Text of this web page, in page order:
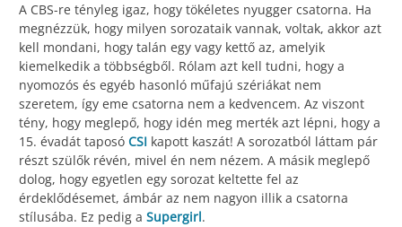
A CBS-re tényleg igaz, hogy tökéletes nyugger csatorna. Ha
megnézzük, hogy milyen sorozataik vannak, voltak, akkor azt
kell mondani, hogy talán egy vagy kettő az, amelyik
kiemelkedik a többségből. Rólam azt kell tudni, hogy a
nyomozós és egyéb hasonló műfajú szériákat nem
szeretem, így eme csatorna nem a kedvencem. Az viszont
tény, hogy meglepő, hogy idén meg merték azt lépni, hogy a
15. évadát taposó CSI kapott kaszát! A sorozatból láttam pár
részt szülők révén, mivel én nem nézem. A másik meglepő
dolog, hogy egyetlen egy sorozat keltette fel az
érdeklődésemet, ámbár az nem nagyon illik a csatorna
stílusába. Ez pedig a Supergirl.